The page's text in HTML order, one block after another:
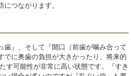
つながります。
歯』、そして『開口（前歯が噛み合って
でに奥歯の負担が大きかったり、将来的
す可能性が非常に高い状態です。『すき